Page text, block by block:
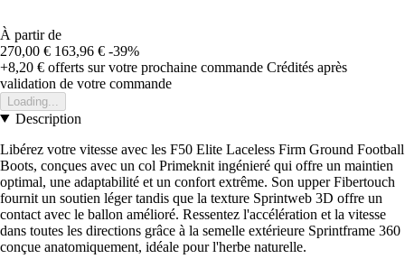
À partir de
270,00 € 163,96 € -39%
+8,20 € offerts sur votre prochaine commande Crédités après
validation de votre commande
Loading...
Description
Libérez votre vitesse avec les F50 Elite Laceless Firm Ground Football
Boots, conçues avec un col Primeknit ingénieré qui offre un maintien
optimal, une adaptabilité et un confort extrême. Son upper Fibertouch
fournit un soutien léger tandis que la texture Sprintweb 3D offre un
contact avec le ballon amélioré. Ressentez l'accélération et la vitesse
dans toutes les directions grâce à la semelle extérieure Sprintframe 360
conçue anatomiquement, idéale pour l'herbe naturelle.